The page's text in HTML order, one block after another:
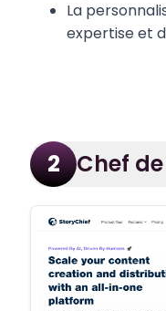
La
expertise et
2 Chef